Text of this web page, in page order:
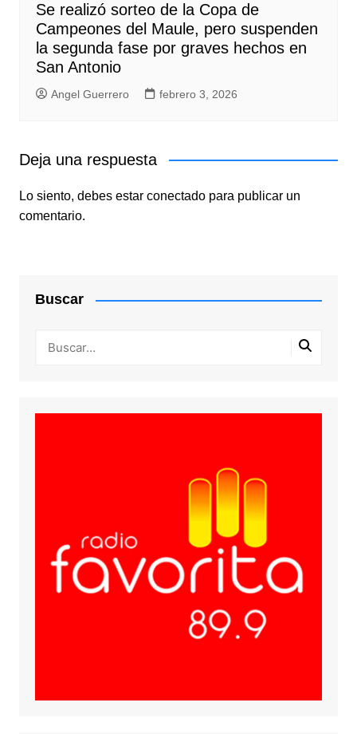
Se realizó sorteo de la Copa de
Campeones del Maule, pero suspenden
la segunda fase por graves hechos en
San Antonio
Angel Guerrero febrero 3, 2026
Deja una respuesta
Lo siento, debes estar conectadopara publicar un
comentario.
Buscar